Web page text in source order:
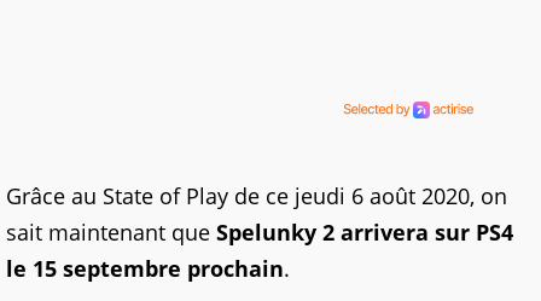
Grâce au State of Play de ce jeudi 6 août 2020, on
sait maintenant que Spelunky 2 arrivera sur PS4
le 15 septembre prochain.